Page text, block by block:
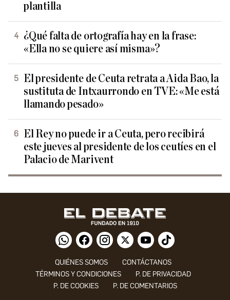
plantilla
¿Qué falta de ortografía hay en la frase:
«Ella no se quiere así misma»?
El presidente de Ceuta retrata a Aida Bao, la
sustituta de Intxaurrondo en TVE: «Me está
llamando pesado»
El Rey no puede ir a Ceuta, pero recibirá
este jueves al presidente de los ceutíes en el
Palacio de Marivent
QUIÉNES SOMOS
CONTÁCTANOS
TÉRMINOS Y CONDICIONES
P. DE PRIVACIDAD
P. DE COOKIES
P. DE COMENTARIOS